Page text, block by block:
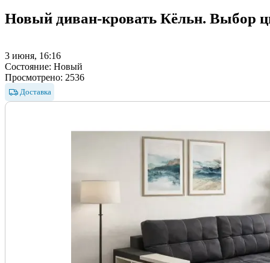
Новый диван-кровать Кёльн. Выбор
3 июня, 16:16
Состояние: Новый
Просмотрено: 2536
Доставка